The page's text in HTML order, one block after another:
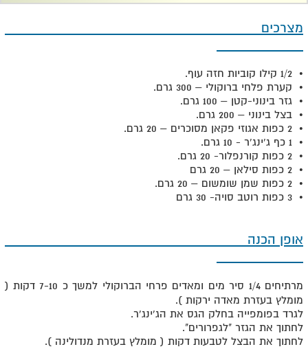
מצרכים
• 1/2 קילו קוביות חזה עוף.
• קערת פלחי ברוקולי – 300 גרם.
• גזר בינוני-קטן – 100 גרם.
• בצל בינוני – 200 גרם.
• 2 כפות אגוזי פקאן מסוכרים – 20 גרם.
• 1 כף ג'ינג'ר - 10 גרם.
• 2 כפות קורנפלור- 20 גרם.
• 2 כפות סילאן – 20 גרם
• 2 כפות שמן שומשום – 20 גרם.
• 3 כפות רוטב סויה- 30 גרם
אופן הכנה
מרתיחים 1/4 סיר מים ומאדים פרחי הברוקולי למשך כ 7-10 דקות (
מומלץ בעזרת מאדה ירקות ).
לגרד בפומפייה בחלק הגס את הג'ינג'ר.
לחתוך את הגזר "לגפרורים".
לחתוך את הבצל לטבעות דקות ( מומלץ בעזרת מנדולינה ).